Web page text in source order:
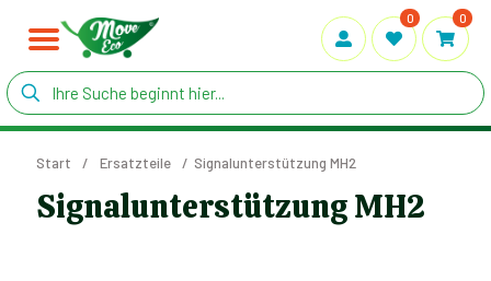
0 0
Start / Ersatzteile / Signalunterstützung MH2
Signalunterstützung MH2